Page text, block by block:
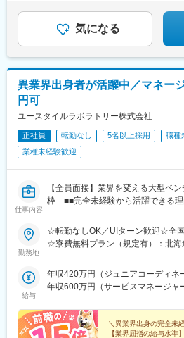
・医療機関の課題やお困りごとの
様に向き合う時間が増え、患者様へ
・医療の最前線で働く方からの信
間は、日本の医療を支える存在で
駅、神宮丸太町駅、古市駅(大阪府)
目駅、星ケ丘駅(大阪府)、城北公園
駅(阪神線)、山陽天満駅、加古川駅
東海道)、香櫨園駅、中山寺駅、大
六甲駅、富雄駅、横川駅、小網町
通り駅、代々木八幡駅、立場駅
気になる
異業界出身者が活躍中／マネー
円可
ユースタイルラボラトリー株式会社
正社員 転勤なし 5名以上採用
職種
業種未経験歓迎
仕事内容
【全員面接】業界を変える大型ベ
枠 ■■完全未経験から活躍できる
勤務地
☆転勤なしOK／UIターン歓迎☆全
☆寮費無料プラン（規定有）：北海
ス】◇地元採用・転勤なし可■東北
山形、福島■関東甲信越／茨城、栃
神奈川、新潟、富山、山梨、長野■
山、広島、山口、徳島、香川、愛媛
崎、熊本、大分、宮崎、鹿児島、
給与
年収420万円（ジュニアコーディネ
年収600万円（サービスマネージャ
＼異業界出身の完全未
【業界屈指の給与水準】